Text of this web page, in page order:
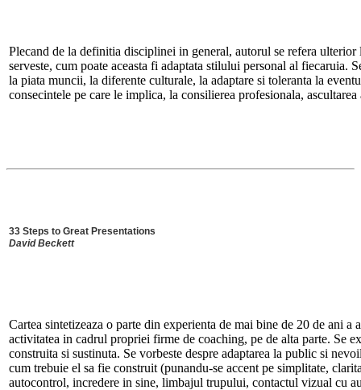
Plecand de la definitia disciplinei in general, autorul se refera
serveste, cum poate aceasta fi adaptata stilului personal al fiecaruia.
la piata muncii, la diferente culturale, la adaptare si toleranta la
consecintele pe care le implica, la consilierea profesionala,
33 Steps to Great Presentations
David Beckett
Cartea sintetizeaza o parte din experienta de mai bine de 20 de ani
activitatea in cadrul propriei firme de coaching, pe de alta parte. Se
construita si sustinuta. Se vorbeste despre adaptarea la public si
cum trebuie el sa fie construit (punandu-se accent pe simplitate,
autocontrol, incredere in sine, limbajul trupului, contactul vizual cu